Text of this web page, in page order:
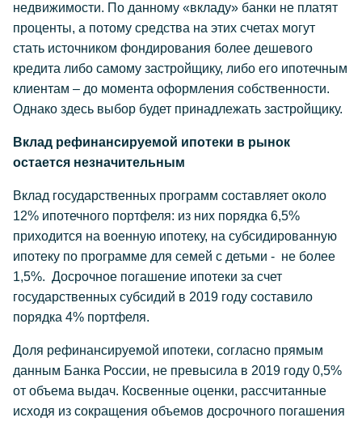
недвижимости. По данному «вкладу» банки не платят
проценты, а потому средства на этих счетах могут
стать источником фондирования более дешевого
кредита либо самому застройщику, либо его ипотечным
клиентам – до момента оформления собственности.
Однако здесь выбор будет принадлежать застройщику.
Вклад рефинансируемой ипотеки в рынок
остается незначительным
Вклад государственных программ составляет около
12% ипотечного портфеля: из них порядка 6,5%
приходится на военную ипотеку, на субсидированную
ипотеку по программе для семей с детьми - не более
1,5%. Досрочное погашение ипотеки за счет
государственных субсидий в 2019 году составило
порядка 4% портфеля.
Доля рефинансируемой ипотеки, согласно прямым
данным Банка России, не превысила в 2019 году 0,5%
от объема выдач. Косвенные оценки, рассчитанные
исходя из сокращения объемов досрочного погашения